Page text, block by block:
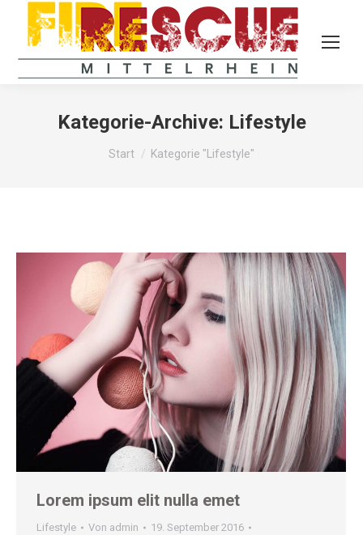
Kategorie-Archive: Lifestyle
Sie befinden sich hier:
Start Kategorie "Lifestyle"
Lorem ipsum elit nulla emet
Lifestyle Von admin
19. September 2016